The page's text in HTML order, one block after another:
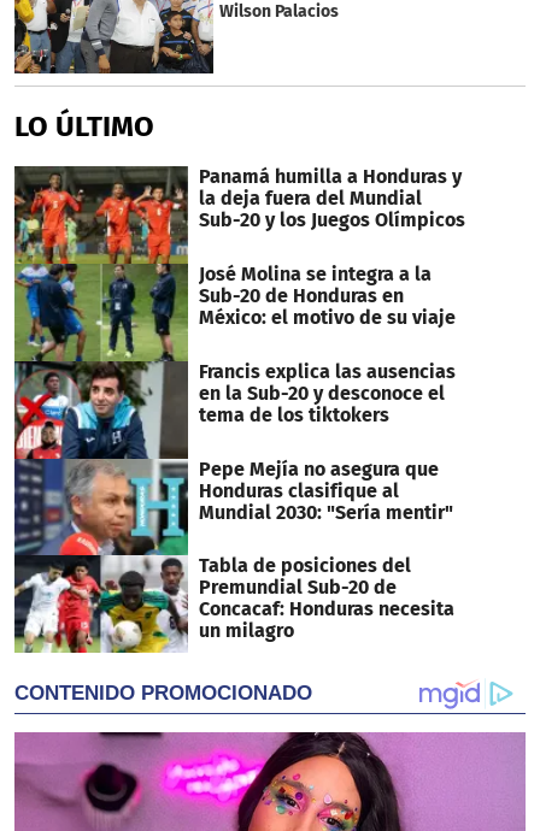
Wilson Palacios
LO ÚLTIMO
Panamá humilla a Honduras y
la deja fuera del Mundial
Sub-20 y los Juegos Olímpicos
José Molina se integra a la
Sub-20 de Honduras en
México: el motivo de su viaje
Francis explica las ausencias
en la Sub-20 y desconoce el
tema de los tiktokers
Pepe Mejía no asegura que
Honduras clasifique al
Mundial 2030: "Sería mentir"
Tabla de posiciones del
Premundial Sub-20 de
Concacaf: Honduras necesita
un milagro